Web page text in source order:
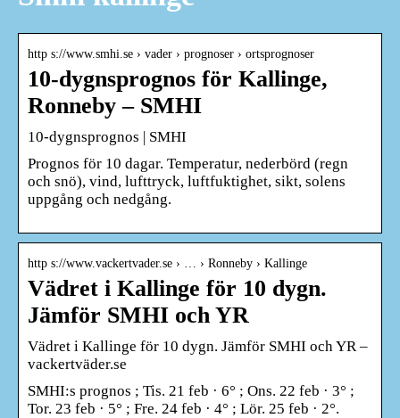
http s://www.smhi.se › vader › prognoser › ortsprognoser
10-dygnsprognos för Kallinge,
Ronneby – SMHI
10-dygnsprognos | SMHI
Prognos för 10 dagar. Temperatur, nederbörd (regn
och snö), vind, lufttryck, luftfuktighet, sikt, solens
uppgång och nedgång.
http s://www.vackertvader.se › … › Ronneby › Kallinge
Vädret i Kallinge för 10 dygn.
Jämför SMHI och YR
Vädret i Kallinge för 10 dygn. Jämför SMHI och YR –
vackertväder.se
SMHI:s prognos ; Tis. 21 feb · 6° ; Ons. 22 feb · 3° ;
Tor. 23 feb · 5° ; Fre. 24 feb · 4° ; Lör. 25 feb · 2°.